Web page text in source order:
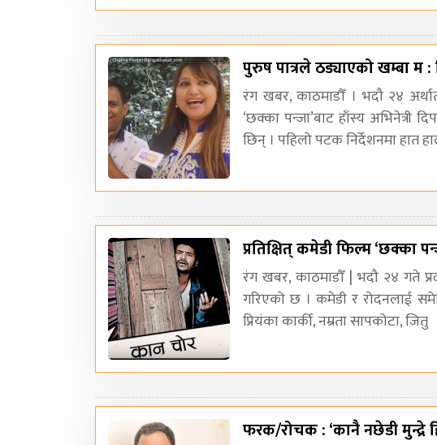
पुरुष पात्रले ठड्याएको खम्बा म :
रंग खबर, काठमाडौँ । भदौ २४
‘छक्का पन्जा’बाट हाँस्य अभिनेत्री
छिन् । पहिलो पटक निर्देशनमा हात
प्रतिक्षित् कमेडी फिल्म ‘छक्का
रंग खबर, काठमाडौँ | भदौ २४ गते
गरिएको छ । कमेडी र रोदनलाई
प्रियंका कार्की, नम्रता सापकोटा, जितु
फरक/रोचक : ‘कानै नछेडी मुन्द्रे